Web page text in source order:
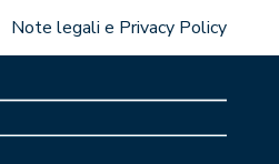
Note legali e Privacy Policy